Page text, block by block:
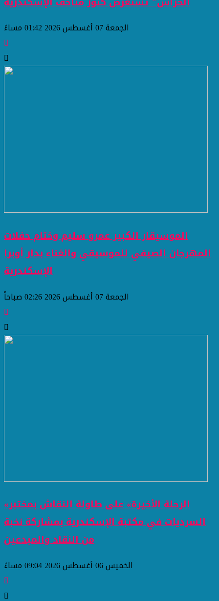
الجمعة 07 أغسطس 2026 01:42 مساءً
الموسيقار الكبير عمرو سليم وختام حفلات
المهرجان الصيفي للموسيقي والغناء بدار أوبرا
الإسكندرية
الجمعة 07 أغسطس 2026 02:26 صباحاً
«الرحلة الأخيرة» على طاولة النقاش بمختبر
السرديات في مكتبة الإسكندرية بمشاركة نخبة
من النقاد والمبدعين
الخميس 06 أغسطس 2026 09:04 مساءً